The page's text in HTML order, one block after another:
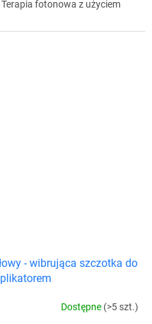
fotonowa z użyciem
- wibrująca szczotka do
Dostępne (>5 szt.)